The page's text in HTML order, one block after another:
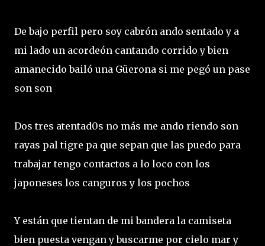
De bajo perfil pero soy cabrón ando sentado y a
mi lado un acordeón cantando corrido y bien
amanecido bailó una Güerona si me pegó un pase
son son
Dos tres atentad0s no más me ando riendo son
rayas pal tigre pa que sepan que las puedo para
trabajar tengo contactos a lo loco con los
japoneses los canguros y los pochos
Y están que tientan de mi bandera la camiseta
bien puesta vengan y buscarme por cielo mar y